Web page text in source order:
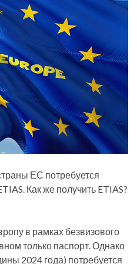
ЕС потребуется
Как же получить ETIAS?
в рамках безвизового
только паспорт. Однако
2024 года) потребуется